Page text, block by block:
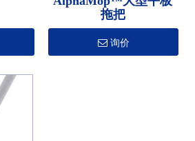
拖把
询价